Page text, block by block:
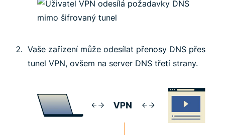
Vaše zařízení může odesílat přenosy DNS přes
tunel VPN, ovšem na server DNS třetí strany.